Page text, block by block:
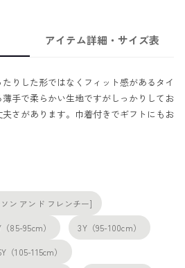
アイテム詳細・サイズ表
りした形ではなくフィット感があるタイ
手で柔らかい生地ですがしっかりしてお
さがあります。巾着付きでギフトにもお
ン アンド フレンチー]
85-95cm） 3Y（95-100cm）
（105-115cm）